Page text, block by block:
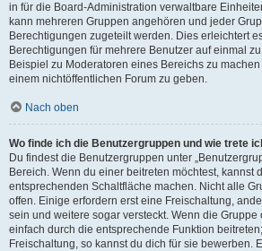
in für die Board-Administration verwaltbare
kann mehreren Gruppen angehören und jeder
Berechtigungen zugeteilt werden. Dies erleichtert
Berechtigungen für mehrere Benutzer auf einmal
Beispiel zu Moderatoren eines Bereichs zu
einem nichtöffentlichen Forum zu geben.
Nach oben
Wo finde ich die Benutzergruppen und wie trete
Du findest die Benutzergruppen unter
Bereich. Wenn du einer beitreten möchtest, kannst
entsprechenden Schaltfläche machen. Nicht alle
offen. Einige erfordern erst eine Freischaltung,
sein und weitere sogar versteckt. Wenn die Gruppe
einfach durch die entsprechende Funktion
Freischaltung, so kannst du dich für sie bewerben.